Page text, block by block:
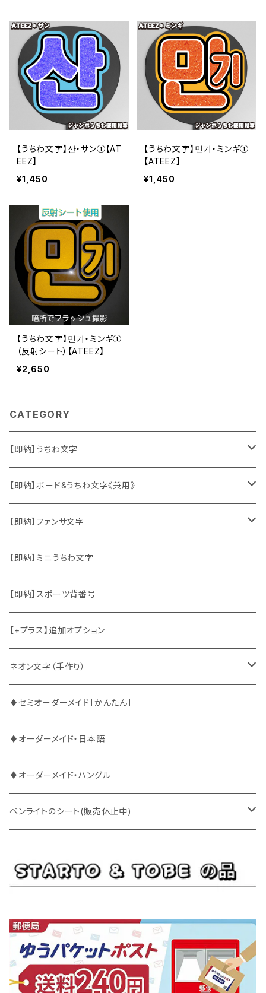
【うちわ文字】산・サン①【AT
EEZ】
¥1,450
【うちわ文字】민기・ミンギ①
【ATEEZ】
¥1,450
【うちわ文字】민기・ミンギ①
（反射シート）【ATEEZ】
¥2,650
CATEGORY
【即納】うちわ文字
ソロ・歌手&タレント
韓国ソロ・歌手&タレント
東方神起
竜宮城
2PM
ATEEZ
BUDDiiS
DXTEEN
ENHYPEN
EXO
iKON
INI
JO1
【即納】ボード&うちわ文字《兼用》
ソロ・歌手&タレント
韓国ソロ・歌手&タレント
東方神起
2PM
ASTRO
ATEEZ
BLANK2Y
BOYNEXTDOOR
BUDDiiS
ENHYPEN
EXO
Golden Child
【即納】ファンサ文字
日本語&英語
ハングル
中国語
【即納】ミニうちわ文字
【即納】スポーツ背番号
【+プラス】追加オプション
ネオン文字（手作り）
ファンサ
CRAVITY
ENHYPEN
EXO
Stray Kids
♦セミオーダーメイド［かんたん］
♦オーダーメイド・日本語
♦オーダーメイド・ハングル
ペンライトのシート(販売休止中)
INI
JO1
NOA